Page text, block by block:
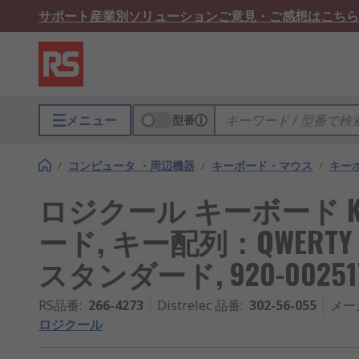
サポート産業別ソリューションご意見・ご感想はこちら
メニュー 型番
/ コンピュータ ・周辺機器 / キーボード・マウス / キー
ロジクール キーボード
ード, キー配列：
スタンダード, 920-
RS品番: 266-4273 Distrelec 品番: 302-56-055
メ
ロジクール